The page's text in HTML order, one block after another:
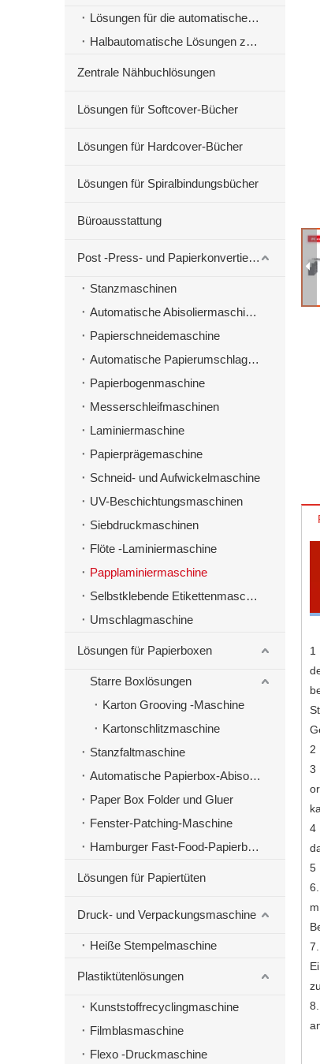
Lösungen für die automatische Erstellung von Schulheften
Halbautomatische Lösungen zur Erstellung von Schulheften
Zentrale Nähbuchlösungen
Lösungen für Softcover-Bücher
Lösungen für Hardcover-Bücher
Lösungen für Spiralbindungsbücher
Büroausstattung
Post -Press- und Papierkonvertierungsmaschinen
Stanzmaschinen
Automatische Abisoliermaschine zum Stanzen von Material
Papierschneidemaschine
Automatische Papierumschlagmaschine
Papierbogenmaschine
Messerschleifmaschinen
Laminiermaschine
Papierprägemaschine
Schneid- und Aufwickelmaschine
UV-Beschichtungsmaschinen
Siebdruckmaschinen
Flöte -Laminiermaschine
Papplaminiermaschine
Selbstklebende Etikettenmaschinen
Umschlagmaschine
Lösungen für Papierboxen
Starre Boxlösungen
Karton Grooving -Maschine
Kartonschlitzmaschine
Stanzfaltmaschine
Automatische Papierbox-Abisoliermaschine
Paper Box Folder und Gluer
Fenster-Patching-Maschine
Hamburger Fast-Food-Papierbox-Herstellungsmaschine
Lösungen für Papiertüten
Druck- und Verpackungsmaschine
Heiße Stempelmaschine
Plastiktütenlösungen
Kunststoffrecyclingmaschine
Filmblasmaschine
Flexo -Druckmaschine
1
2
3
4
5